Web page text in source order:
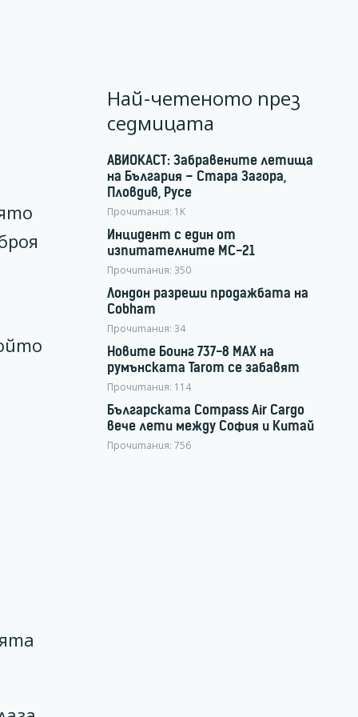
Най-четеното през
седмицата
АВИОКАСТ: Забравените летища
на България – Стара Загора,
Пловдив, Русе
Прочитания: 1K
Инцидент с един от
изпитателните МС-21
Прочитания: 350
Лондон разреши продажбата на
Cobham
Прочитания: 34
Новите Боинг 737-8 MAX на
румънската Tarom се забавят
Прочитания: 114
Българската Compass Air Cargo
вече лети между София и Китай
Прочитания: 756